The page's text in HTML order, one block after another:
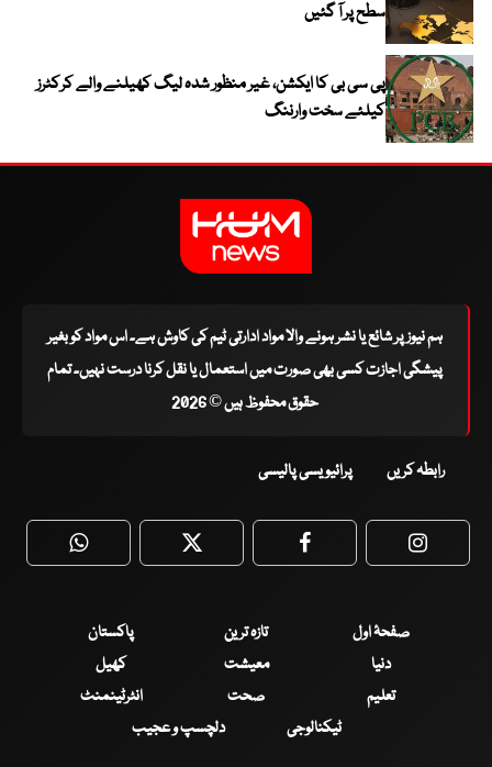
سطح پر آ گئیں
پی سی بی کا ایکشن، غیر منظور شدہ لیگ کھیلنے والے کرکٹرز
کیلئے سخت وارننگ
ہم نیوز پر شائع یا نشر ہونے والا مواد ادارتی ٹیم کی کاوش ہے۔ اس مواد کو بغیر
پیشگی اجازت کسی بھی صورت میں استعمال یا نقل کرنا درست نہیں۔ تمام
حقوق محفوظ ہیں © 2026
رابطہ کریں پرائیویسی پالیسی
WhatsApp Twitter Facebook
صفحۂ اول تازہ ترین
پاکستان
دنیا
معیشت
کھیل
تعلیم
صحت
انٹرٹینمنٹ
ٹیکنالوجی
دلچسپ و عجیب